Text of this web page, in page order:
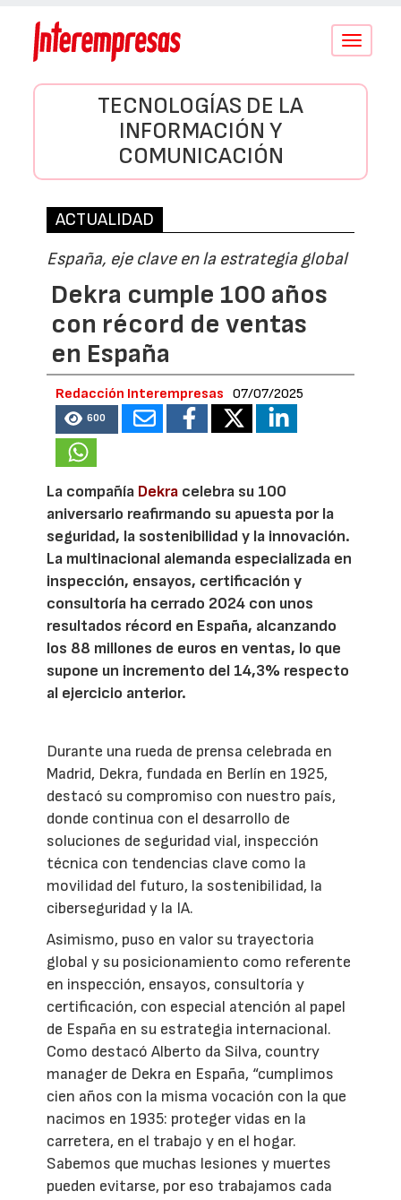
Conmutar
TECNOLOGÍAS DE LA
INFORMACIÓN Y
COMUNICACIÓN
ACTUALIDAD
España, eje clave en la estrategia global
Dekra cumple 100 años
con récord de ventas
en España
Redacción Interempresas 07/07/2025
600
La compañía Dekra celebra su 100
aniversario reafirmando su apuesta por la
seguridad, la sostenibilidad y la innovación.
La multinacional alemanda especializada en
inspección, ensayos, certificación y
consultoría ha cerrado 2024 con unos
resultados récord en España, alcanzando
los 88 millones de euros en ventas, lo que
supone un incremento del 14,3% respecto
al ejercicio anterior.
Durante una rueda de prensa celebrada en
Madrid, Dekra, fundada en Berlín en 1925,
destacó su compromiso con nuestro país,
donde continua con el desarrollo de
soluciones de seguridad vial, inspección
técnica con tendencias clave como la
movilidad del futuro, la sostenibilidad, la
ciberseguridad y la IA.
Asimismo, puso en valor su trayectoria
global y su posicionamiento como referente
en inspección, ensayos, consultoría y
certificación, con especial atención al papel
de España en su estrategia internacional.
Como destacó Alberto da Silva, country
manager de Dekra en España, “cumplimos
cien años con la misma vocación con la que
nacimos en 1935: proteger vidas en la
carretera, en el trabajo y en el hogar.
Sabemos que muchas lesiones y muertes
pueden evitarse, por eso trabajamos cada